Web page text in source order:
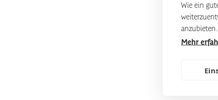
Wie ein
anzubieten.
Mehr